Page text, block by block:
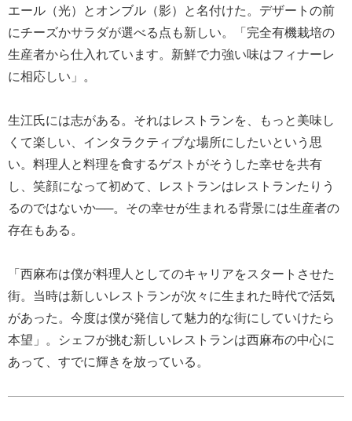
エール（光）とオンブル（影）と名付けた。デザートの前
にチーズかサラダが選べる点も新しい。「完全有機栽培の
生産者から仕入れています。新鮮で力強い味はフィナーレ
に相応しい」。
生江氏には志がある。それはレストランを、もっと美味し
くて楽しい、インタラクティブな場所にしたいという思
い。料理人と料理を食するゲストがそうした幸せを共有
し、笑顔になって初めて、レストランはレストランたりう
るのではないか──。その幸せが生まれる背景には生産者の
存在もある。
「西麻布は僕が料理人としてのキャリアをスタートさせた
街。当時は新しいレストランが次々に生まれた時代で活気
があった。今度は僕が発信して魅力的な街にしていけたら
本望」。シェフが挑む新しいレストランは西麻布の中心に
あって、すでに輝きを放っている。